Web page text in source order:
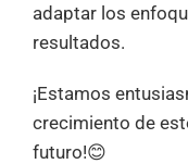
adaptar los
resultados.
¡Estamos
crecimiento de
futuro!😊